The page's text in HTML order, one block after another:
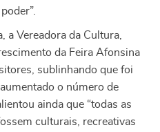
a Vereadora da Cultura,
da Feira Afonsina
sublinhando que foi
o número de
ainda que “todas as
culturais, recreativas